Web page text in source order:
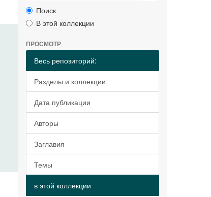
Поиск
В этой коллекции
ПРОСМОТР
Весь репозиторий:
Разделы и коллекции
Дата публикации
Авторы
Заглавия
Темы
в этой коллекции